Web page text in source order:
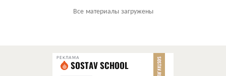
Все материалы загружены
РЕКЛАМА